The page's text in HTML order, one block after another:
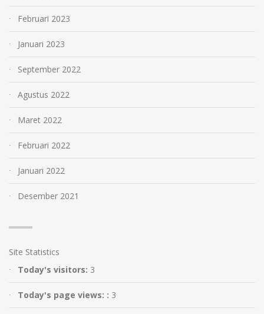
Februari 2023
Januari 2023
September 2022
Agustus 2022
Maret 2022
Februari 2022
Januari 2022
Desember 2021
Site Statistics
Today's visitors: 3
Today's page views: : 3